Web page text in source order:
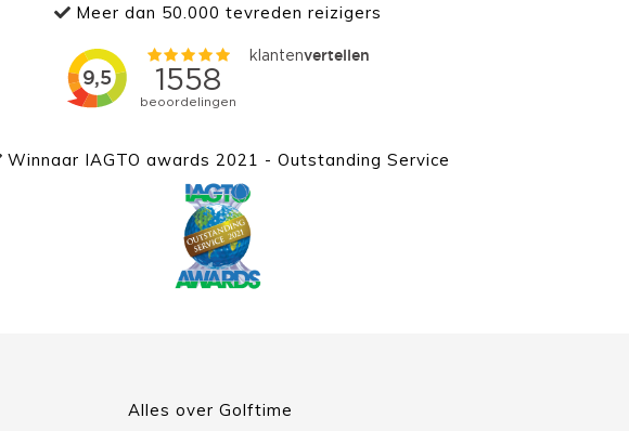
Meer dan 50.000 tevreden reizigers
Winnaar IAGTO awards 2021 - Outstanding Service
Alles over Golftime